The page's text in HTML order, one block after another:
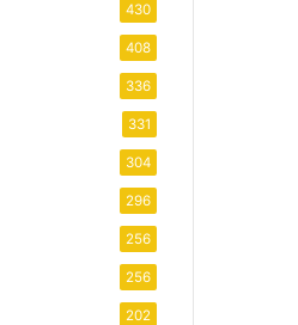
430
408
336
331
304
296
256
256
202